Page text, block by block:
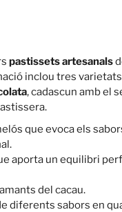
pastissets artesanals
inclou tres varietats
, cadascun amb el
que evoca els
aporta un equilibri
del cacau.
diferents sabors en